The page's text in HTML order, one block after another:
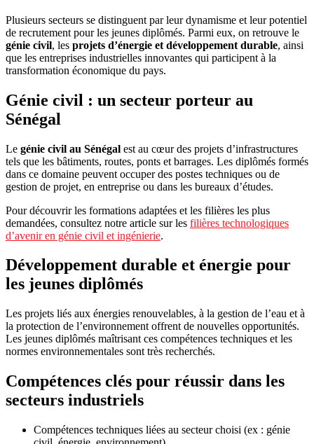
Plusieurs secteurs se distinguent par leur dynamisme et leur potentiel
de recrutement pour les jeunes diplômés. Parmi eux, on retrouve le
génie civil, les projets d’énergie et développement durable, ainsi
que les entreprises industrielles innovantes qui participent à la
transformation économique du pays.
Génie civil : un secteur porteur au
Sénégal
Le génie civil au Sénégal est au cœur des projets d’infrastructures
tels que les bâtiments, routes, ponts et barrages. Les diplômés formés
dans ce domaine peuvent occuper des postes techniques ou de
gestion de projet, en entreprise ou dans les bureaux d’études.
Pour découvrir les formations adaptées et les filières les plus
demandées, consultez notre article sur les filières technologiques
d’avenir en génie civil et ingénierie.
Développement durable et énergie pour
les jeunes diplômés
Les projets liés aux énergies renouvelables, à la gestion de l’eau et à
la protection de l’environnement offrent de nouvelles opportunités.
Les jeunes diplômés maîtrisant ces compétences techniques et les
normes environnementales sont très recherchés.
Compétences clés pour réussir dans les
secteurs industriels
Compétences techniques liées au secteur choisi (ex : génie